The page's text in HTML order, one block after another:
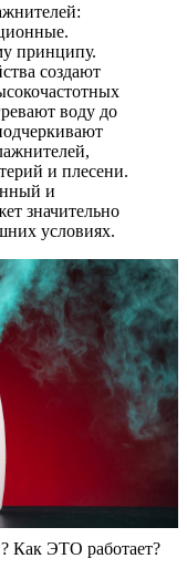
принципу.
создают
воду до
и плесени.
и
значительно
условиях.
ЭТО работает?